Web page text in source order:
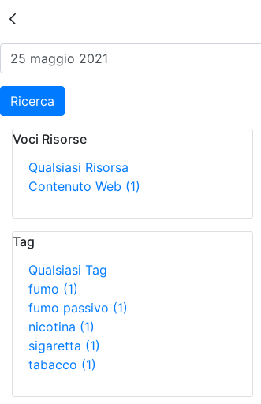
Risultati della
Ricerca
Voci Risorse
Qualsiasi Risorsa
Contenuto Web (1)
Tag
Qualsiasi Tag
fumo (1)
fumo passivo (1)
nicotina (1)
sigaretta (1)
tabacco (1)